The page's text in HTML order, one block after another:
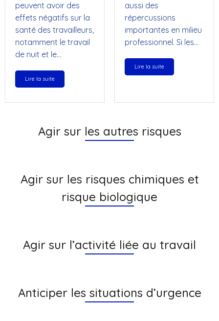
peuvent avoir des
effets négatifs sur la
santé des travailleurs,
notamment le travail
de nuit et le…
Lire la suite
aussi des
répercussions
importantes en milieu
professionnel. Si les…
Lire la suite
Agir sur les autres risques
Agir sur les risques chimiques et
risque biologique
Agir sur l’activité liée au travail
Anticiper les situations d’urgence